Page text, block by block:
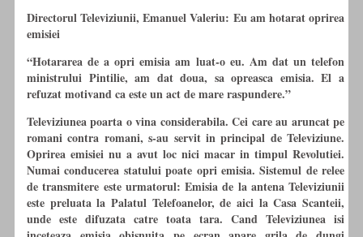
Directorul Televiziunii, Emanuel Valeriu: Eu am hotarat oprirea
emisiei
“Hotararea de a opri emisia am luat-o eu. Am dat un telefon
ministrului Pintilie, am dat doua, sa opreasca emisia. El a
refuzat motivand ca este un act de mare raspundere.”
Televiziunea poarta o vina considerabila. Cei care au aruncat pe
romani contra romani, s-au servit in principal de Televiziune.
Oprirea emisiei nu a avut loc nici macar in timpul Revolutiei.
Numai conducerea statului poate opri emisia. Sistemul de relee
de transmitere este urmatorul: Emisia de la antena Televiziunii
este preluata la Palatul Telefoanelor, de aici la Casa Scanteii,
unde este difuzata catre toata tara. Cand Televiziunea isi